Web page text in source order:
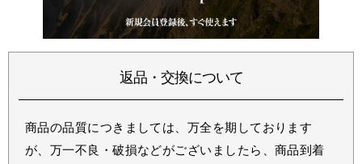
返品・交換について
商品の品質につきましては、万全を期しております
が、万一不良・破損などがございましたら、商品到着